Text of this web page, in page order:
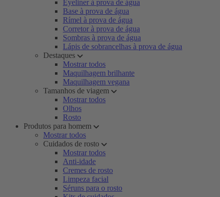
Eyeliner à prova de água
Base à prova de água
Rímel à prova de água
Corretor à prova de água
Sombras à prova de água
Lápis de sobrancelhas à prova de água
Destaques
Mostrar todos
Maquilhagem brilhante
Maquilhagem vegana
Tamanhos de viagem
Mostrar todos
Olhos
Rosto
Produtos para homem
Mostrar todos
Cuidados de rosto
Mostrar todos
Anti-idade
Cremes de rosto
Limpeza facial
Séruns para o rosto